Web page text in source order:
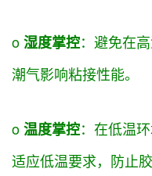
o湿度掌控：避免在
潮气影响粘接性能。
o温度掌控：在低温
适应低温要求，防止